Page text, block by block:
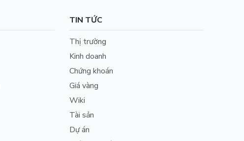
TIN TỨC
Thị trường
Kinh doanh
Chứng khoán
Giá vàng
Wiki
Tài sản
Dự án